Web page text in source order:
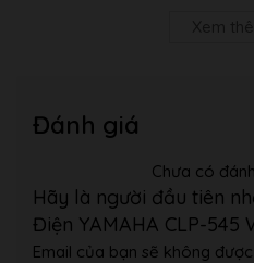
Đánh giá
Chưa có
Hãy là người đầu tiên
Điện YAMAHA CLP-545
Email của bạn sẽ không